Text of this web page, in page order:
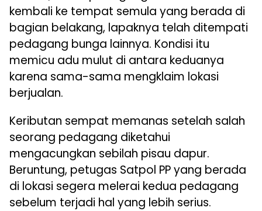
kembali ke tempat semula yang berada di
bagian belakang, lapaknya telah ditempati
pedagang bunga lainnya. Kondisi itu
memicu adu mulut di antara keduanya
karena sama-sama mengklaim lokasi
berjualan.
Keributan sempat memanas setelah salah
seorang pedagang diketahui
mengacungkan sebilah pisau dapur.
Beruntung, petugas Satpol PP yang berada
di lokasi segera melerai kedua pedagang
sebelum terjadi hal yang lebih serius.